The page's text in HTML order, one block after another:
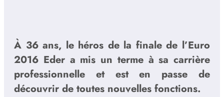
À 36 ans, le héros de la finale de l’Euro
2016 Eder a mis un terme à sa carrière
professionnelle et est en passe de
découvrir de toutes nouvelles fonctions.